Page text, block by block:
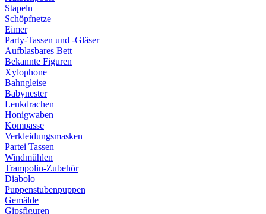
Stapeln
Schöpfnetze
Eimer
Party-Tassen und -Gläser
Aufblasbares Bett
Bekannte Figuren
Xylophone
Bahngleise
Babynester
Lenkdrachen
Honigwaben
Kompasse
Verkleidungsmasken
Partei Tassen
Windmühlen
Trampolin-Zubehör
Diabolo
Puppenstubenpuppen
Gemälde
Gipsfiguren